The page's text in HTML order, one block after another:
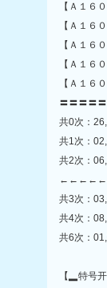
【Ａ
【Ａ
【Ａ
【Ａ
【Ａ
〓〓〓〓
共0次：
共1次：
共2次：
共3次：
共4次：
共6次：
【▂特号